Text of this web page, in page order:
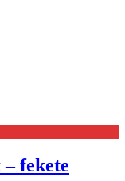
fekete